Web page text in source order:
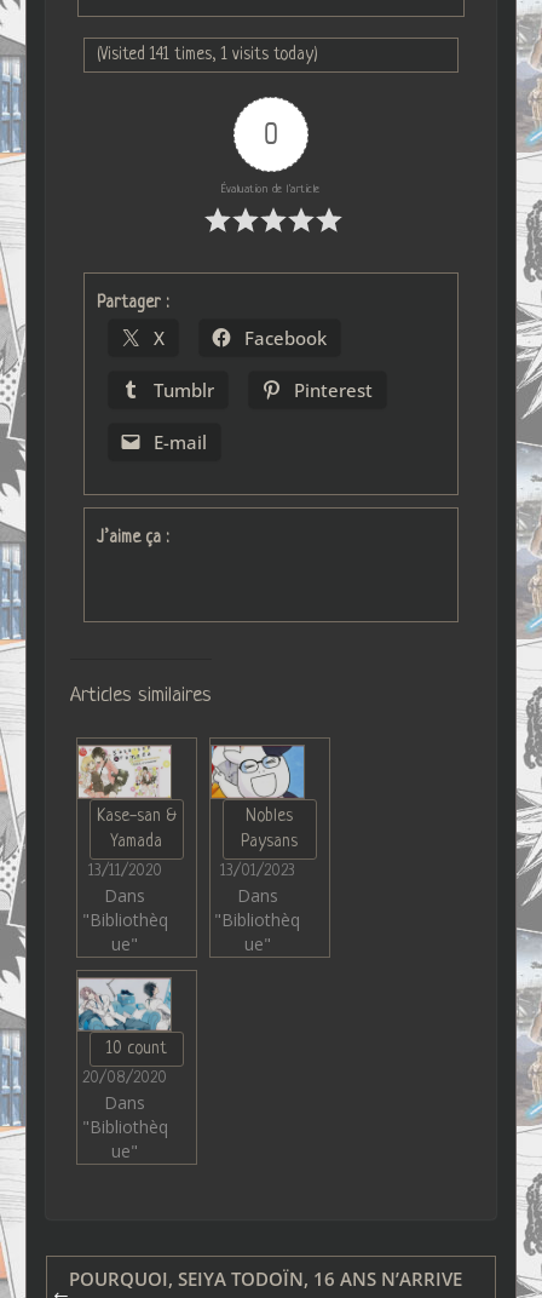
(Visited 141 times, 1 visits today)
0
Évaluation de l'article
Partager :
X Facebook
Tumblr Pinterest
E-mail
J’aime ça :
Articles similaires
Kase-san &
Yamada
13/11/2020
Dans
"Bibliothèq
ue"
Nobles
Paysans
13/01/2023
Dans
"Bibliothèq
ue"
10 count
20/08/2020
Dans
"Bibliothèq
ue"
POURQUOI, SEIYA TODOÏN, 16 ANS N’ARRIVE